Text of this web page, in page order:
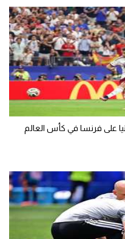
على فرنسا في كأس العالم